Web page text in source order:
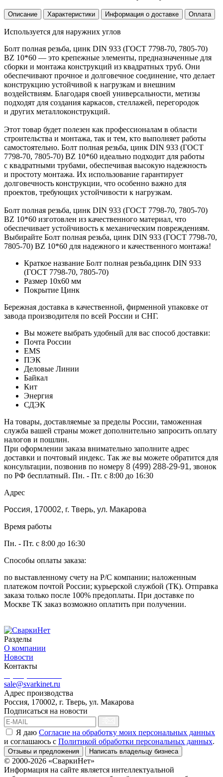
Описание Характеристики Информация о доставке Оплата
Используется для наружних углов
Болт полная резьба, цинк DIN 933 (ГОСТ 7798-70, 7805-70)
BZ 10*60 — это крепежные элементы, предназначенные для
сборки и монтажа конструкций из квадратных труб. Они
обеспечивают прочное и долговечное соединение, что делает
конструкцию устойчивой к нагрузкам и внешним
воздействиям. Благодаря своей универсальности, метизы
подходят для создания каркасов, стеллажей, перегородок
и других металлоконструкций.
Этот товар будет полезен как профессионалам в области
строительства и монтажа, так и тем, кто выполняет работы
самостоятельно. Болт полная резьба, цинк DIN 933 (ГОСТ
7798-70, 7805-70) BZ 10*60 идеально подходит для работы
с квадратными трубами, обеспечивая высокую надежность
и простоту монтажа. Их использование гарантирует
долговечность конструкции, что особенно важно для
проектов, требующих устойчивости к нагрузкам.
Болт полная резьба, цинк DIN 933 (ГОСТ 7798-70, 7805-70)
BZ 10*60 изготовлен из качественного материал, что
обеспечивает устойчивость к механическим повреждениям.
Выбирайте Болт полная резьба, цинк DIN 933 (ГОСТ 7798-70,
7805-70) BZ 10*60 для надежного и качественного монтажа!
Краткое название Болт полная резьба,цинк DIN 933
(ГОСТ 7798-70, 7805-70)
Размер 10х60 мм
Покрытие Цинк
Бережная доставка в качественной, фирменной упаковке от
завода производителя по всей России и СНГ.
Вы можете выбрать удобный для вас способ доставки:
Почта России
EMS
ПЭК
Деловые Линии
Байкал
Кит
Энергия
СДЭК
На товары, доставляемые за пределы России, таможенная
служба вашей страны может дополнительно запросить оплату
налогов и пошлин.
При оформлении заказа внимательно заполните адрес
доставки и почтовый индекс. Так же вы можете обратится для
консультации, позвонив по номеру 8 (499) 288-29-91, звонок
по РФ бесплатный. Пн. - Пт. с 8:00 до 16:30
Адрес
Россия, 170002, г. Тверь, ул. Макарова
Время работы
Пн. - Пт. с 8:00 до 16:30
Способы оплаты заказа:
по выставленному счету на Р/С компании; наложенным
платежом почтой России; курьерской службой (ТК). Отправка
заказа только после 100% предоплаты. При доставке по
Москве ТК заказ возможно оплатить при получении.
Разделы
О компании
Новости
Контакты
sale@svarkinet.ru
Адрес производства
Россия, 170002, г. Тверь, ул. Макарова
Подписаться на новости
Я даю Согласие на обработку моих персональных данных
и соглашаюсь c Политикой обработки персональных данных.
Отзывы и предложения Написать владельцу бизнеса
© 2000-2026 «СваркиНет»
Информация на сайте является интеллектуальной